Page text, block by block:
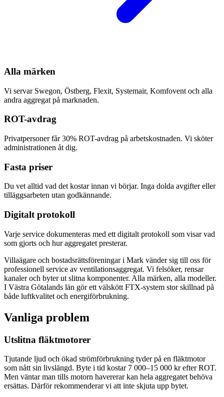
Alla märken
Vi servar Swegon, Östberg, Flexit, Systemair, Komfovent och alla
andra aggregat på marknaden.
ROT-avdrag
Privatpersoner får 30% ROT-avdrag på arbetskostnaden. Vi sköter
administrationen åt dig.
Fasta priser
Du vet alltid vad det kostar innan vi börjar. Inga dolda avgifter eller
tilläggsarbeten utan godkännande.
Digitalt protokoll
Varje service dokumenteras med ett digitalt protokoll som visar vad
som gjorts och hur aggregatet presterar.
Villaägare och bostadsrättsföreningar i Mark vänder sig till oss för
professionell service av ventilationsaggregat. Vi felsöker, rensar
kanaler och byter ut slitna komponenter. Alla märken, alla modeller.
I Västra Götalands län gör ett välskött FTX-system stor skillnad på
både luftkvalitet och energiförbrukning.
Vanliga problem
Utslitna fläktmotorer
Tjutande ljud och ökad strömförbrukning tyder på en fläktmotor
som nått sin livslängd. Byte i tid kostar 7 000–15 000 kr efter ROT.
Men väntar man tills motorn havererar kan hela aggregatet behöva
ersättas. Därför rekommenderar vi att inte skjuta upp bytet.